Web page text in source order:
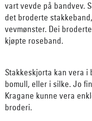
vart vevde på bandvev.
det broderte
vevmønster. Dei
kjøpte roseband.
Stakkeskjorta kan vera i
bomull, eller i silke. Jo
Kragane kunne vera
broderi.